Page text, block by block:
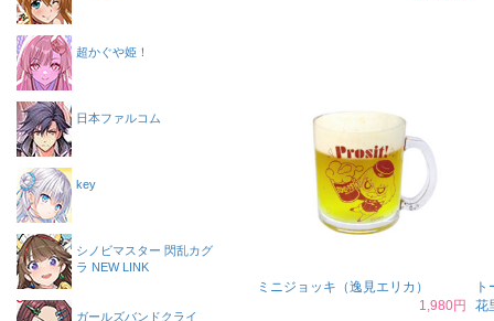
ミニジョッキ（逸見エリカ）
1,980円
花
超かぐや姫！
日本ファルコム
key
シノビマスター 閃乱カグ
ラ NEW LINK
ガールズバンドクライ